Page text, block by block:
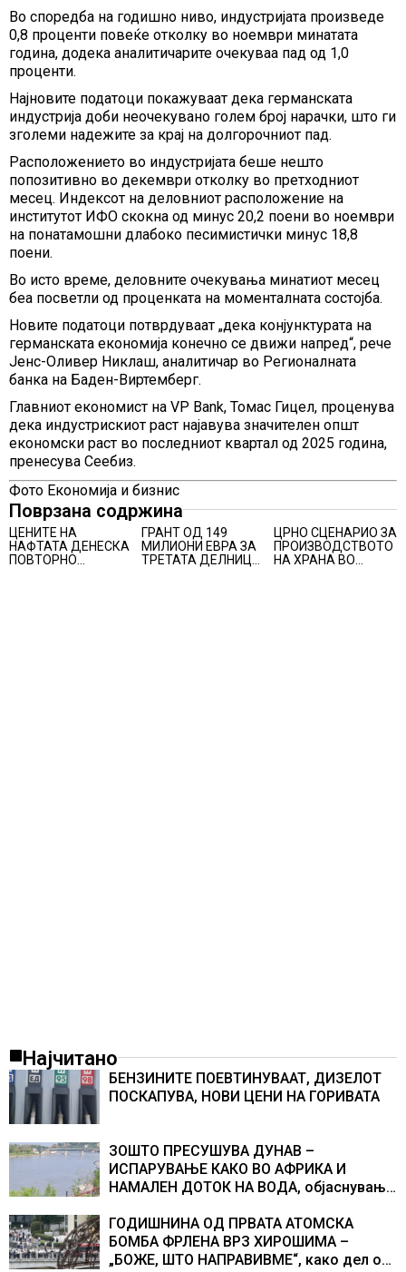
Во споредба на годишно ниво, индустријата произведе
0,8 проценти повеќе отколку во ноември минатата
година, додека аналитичарите очекуваа пад од 1,0
проценти.
Најновите податоци покажуваат дека германската
индустрија доби неочекувано голем број нарачки, што ги
зголеми надежите за крај на долгорочниот пад.
Расположението во индустријата беше нешто
попозитивно во декември отколку во претходниот
месец. Индексот на деловниот расположение на
институтот ИФО скокна од минус 20,2 поени во ноември
на понатамошни длабоко песимистички минус 18,8
поени.
Во исто време, деловните очекувања минатиот месец
беа посветли од проценката на моменталната состојба.
Новите податоци потврдуваат „дека конјунктурата на
германската економија конечно се движи напред“, рече
Јенс-Оливер Никлаш, аналитичар во Регионалната
банка на Баден-Виртемберг.
Главниот економист на VP Bank, Томас Гицел, проценува
дека индустрискиот раст најавува значителен општ
економски раст во последниот квартал од 2025 година,
пренесува Сеебиз.
Фото Економија и бизнис
Поврзана содржина
ЦЕНИТЕ НА
НАФТАТА ДЕНЕСКА
ПОВТОРНО
ГРАНТ ОД 149
МИЛИОНИ ЕВРА ЗА
ТРЕТАТА ДЕЛНИЦА
ЦРНО СЦЕНАРИО ЗА
ПРОИЗВОДСТВОТО
НА ХРАНА ВО
Најчитано
БЕНЗИНИТЕ ПОЕВТИНУВААТ, ДИЗЕЛОТ
ПОСКАПУВА, НОВИ ЦЕНИ НА ГОРИВАТА
ЗОШТО ПРЕСУШУВА ДУНАВ –
ИСПАРУВАЊЕ КАКО ВО АФРИКА И
НАМАЛЕН ДОТОК НА ВОДА, објаснување
ГОДИШНИНА ОД ПРВАТА АТОМСКА
БОМБА ФРЛЕНА ВРЗ ХИРОШИМА –
„БОЖЕ, ШТО НАПРАВИВМЕ“, како дел од